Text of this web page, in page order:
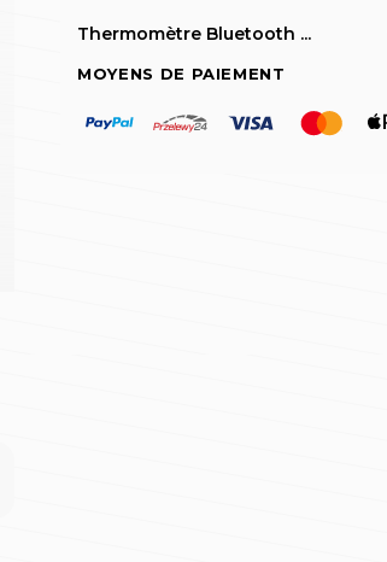
Thermomètre Bluetooth ...
MOYENS DE PAIEMENT